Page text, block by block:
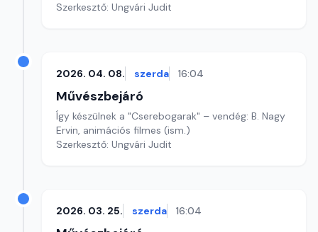
Szerkesztő: Ungvári Judit
2026. 04. 08. szerda 16:04
Művészbejáró
Így készülnek a "Cserebogarak" – vendég: B. Nagy
Ervin, animációs filmes (ism.)
Szerkesztő: Ungvári Judit
2026. 03. 25. szerda 16:04